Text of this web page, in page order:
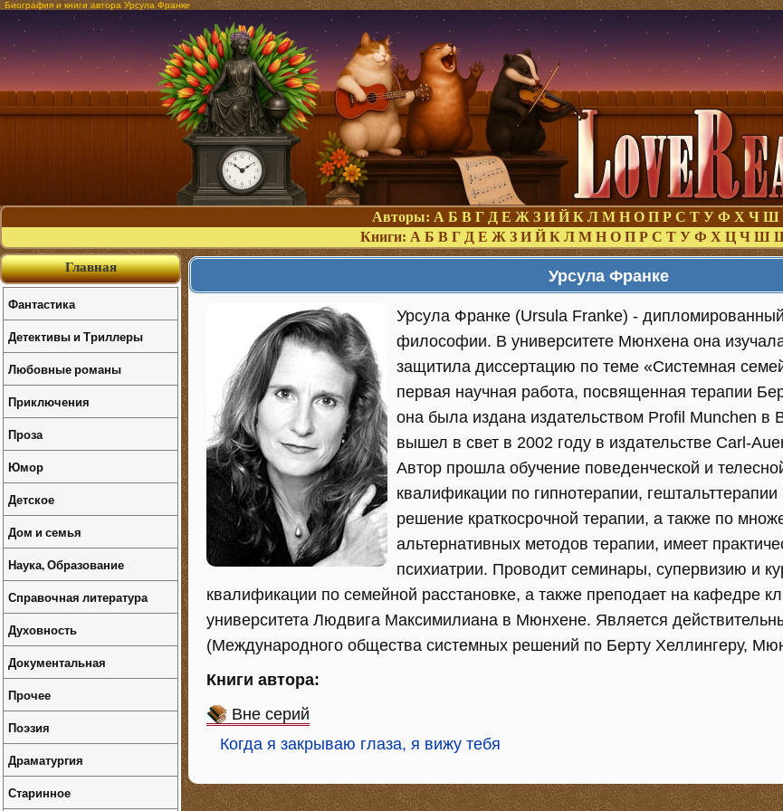
Биография и книги автора Урсула Франке
Авторы: А Б В Г Д Е Ж З И Й К Л М Н О П Р С Т У Ф Х Ч Ш
Книги: А Б В Г Д Е Ж З И Й К Л М Н О П Р С Т У Ф Х Ц Ч Ш
Урсула Франке
Урсула Франке (Ursula Franke) -
философии. В университете Мюнхена она
защитила диссертацию по теме «Системная
первая научная работа, посвященная терапии
она была издана издательством Profil Munchen в
вышел в свет в 2002 году в издательстве Carl-
Автор прошла обучение поведенческой и
квалификации по гипнотерапии,
решение краткосрочной терапии, а также по
альтернативных методов терапии, имеет
психиатрии. Проводит семинары, супервизию и
квалификации по семейной расстановке, а также преподает на кафедре
университета Людвига Максимилиана в Мюнхене. Является
(Международного общества системных решений по Берту Хеллингеру,
Книги автора:
Вне серий
Когда я закрываю глаза, я вижу тебя
Главная
Фантастика
Детективы и Триллеры
Любовные романы
Приключения
Проза
Юмор
Детское
Дом и семья
Наука, Образование
Справочная литература
Духовность
Документальная
Прочее
Поэзия
Драматургия
Старинное